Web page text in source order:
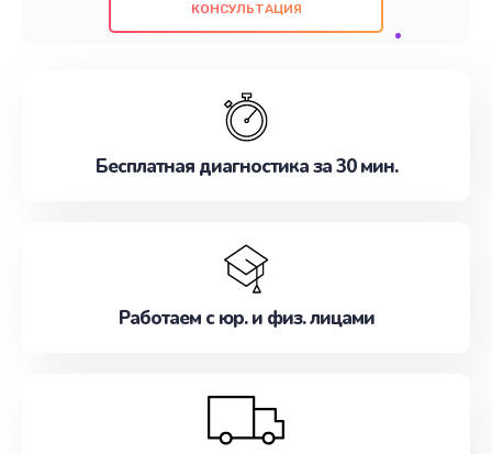
проведенных работ. Наша цель - предоставить
наилучшим образом. Не медлите записаться на
КОНСУЛЬТАЦИЯ
Бесплатная диагностика за 30 мин.
Работаем с юр. и физ. лицами